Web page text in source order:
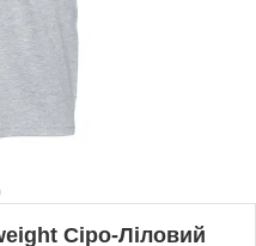
Сіро-Ліловий